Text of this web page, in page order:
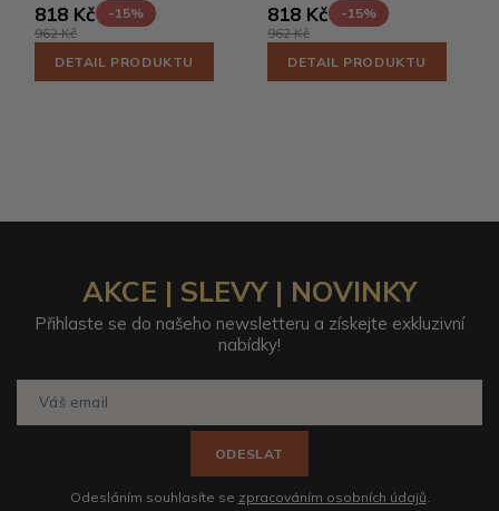
818 Kč
-15%
962 Kč
DETAIL PRODUKTU
818 Kč
-15%
962 Kč
DETAIL PRODUKTU
AKCE | SLEVY | NOVINKY
Přihlaste se do našeho newsletteru a získejte exkluzivní
nabídky!
ODESLAT
Odesláním souhlasíte se zpracováním osobních údajů